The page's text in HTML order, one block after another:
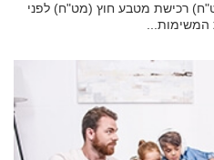
רכישת מטבע חוץ (מט"ח) לפני